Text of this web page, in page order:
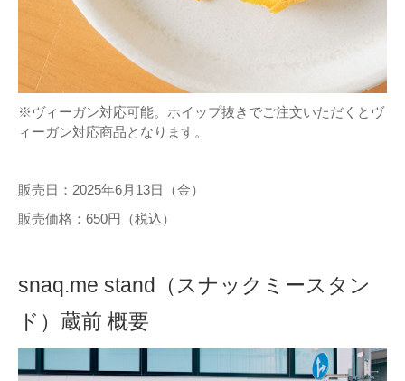
※ヴィーガン対応可能。ホイップ抜きでご注文いただくとヴ
ィーガン対応商品となります。
販売日：2025年6月13日（金）
販売価格：650円（税込）
snaq.me stand（スナックミースタン
ド）蔵前 概要